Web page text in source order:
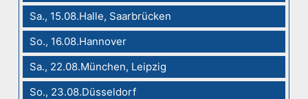
Sa., 15.08.Halle, Saarbrücken
So., 16.08.Hannover
Sa., 22.08.München, Leipzig
So., 23.08.Düsseldorf